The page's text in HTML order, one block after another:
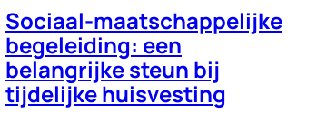
Sociaal-maatschappelijke
begeleiding: een
belangrijke steun bij
tijdelijke huisvesting